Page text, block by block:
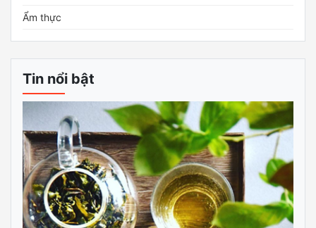
Ẩm thực
Tin nổi bật